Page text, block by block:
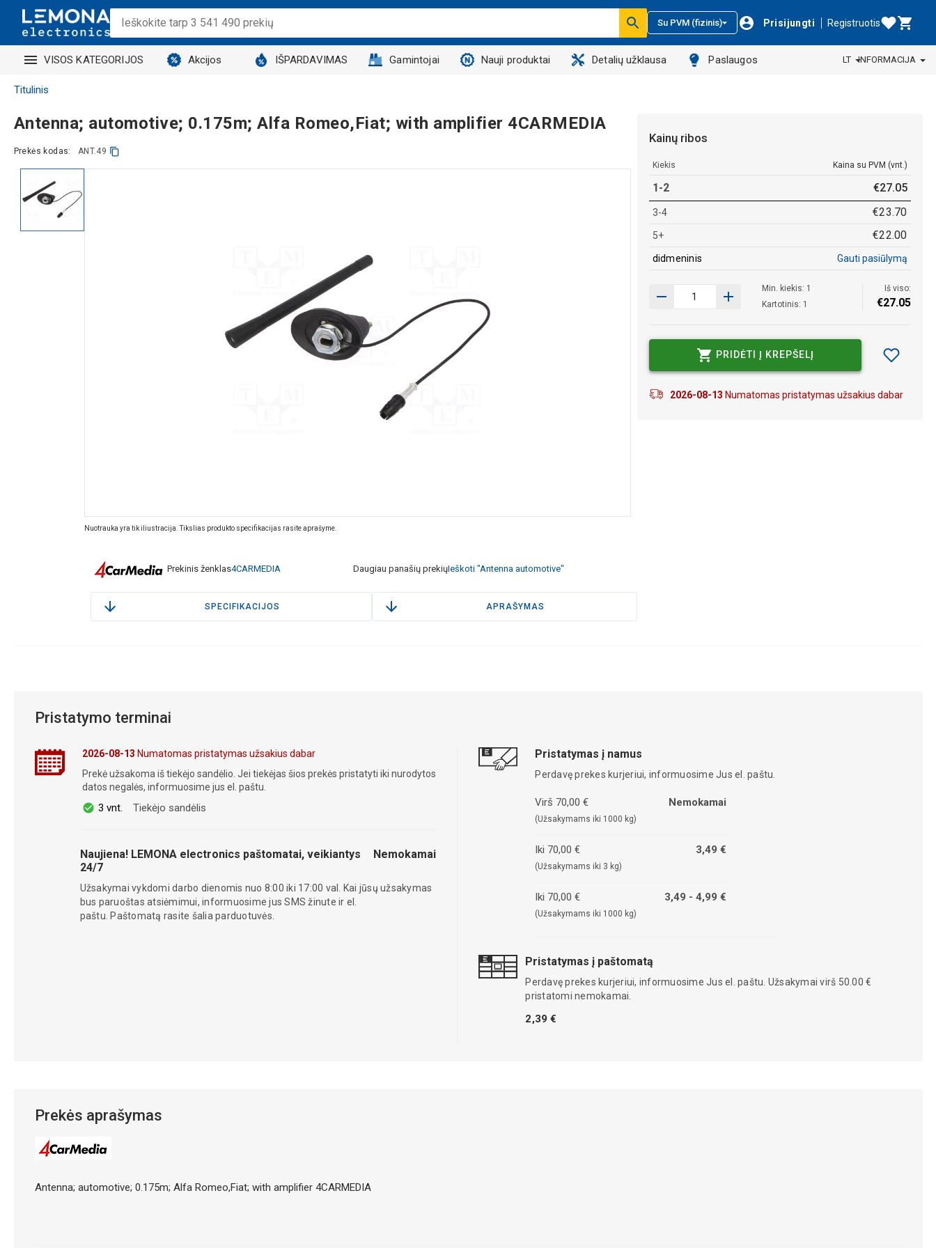
Su PVM (fizinis) Prisijungti Registruotis
VISOS KATEGORIJOS Akcijos IŠPARDAVIMAS Gamintojai Nauji produktai Detalių užklausa Paslaugos LT INFORMACIJA
Titulinis
Antenna; automotive; 0.175m; Alfa Romeo,Fiat; with amplifier 4CARMEDIA
Prekės kodas: ANT.49
Nuotrauka yra tik iliustracija. Tikslias produkto specifikacijas rasite aprašyme.
Prekinis ženklas4CARMEDIA Daugiau panašių prekiųIeškoti "Antenna automotive"
SPECIFIKACIJOS APRAŠYMAS
Kainų ribos
Kiekis Kaina su PVM (vnt.)
1-2 €27.05
3-4 €23.70
5+ €22.00
didmeninis Gauti pasiūlymą
Min. kiekis: 1
Kartotinis: 1
Iš viso:
€27.05
PRIDĖTI Į KREPŠELĮ
2026-08-13 Numatomas pristatymas užsakius dabar
Pristatymo terminai
2026-08-13 Numatomas pristatymas užsakius dabar
Prekė užsakoma iš tiekėjo sandėlio. Jei tiekėjas šios prekės pristatyti iki nurodytos
datos negalės, informuosime jus el. paštu.
3 vnt. Tiekėjo sandėlis
Naujiena! LEMONA electronics paštomatai, veikiantys
24/7
Nemokamai
Užsakymai vykdomi darbo dienomis nuo 8:00 iki 17:00 val. Kai jūsų užsakymas
bus paruoštas atsiėmimui, informuosime jus SMS žinute ir el.
paštu. Paštomatą rasite šalia parduotuvės.
Pristatymas į namus
Perdavę prekes kurjeriui, informuosime Jus el. paštu.
Virš 70,00 €
(Užsakymams iki 1000 kg)
Nemokamai
Iki 70,00 €
(Užsakymams iki 3 kg)
3,49 €
Iki 70,00 €
(Užsakymams iki 1000 kg)
3,49 - 4,99 €
Pristatymas į paštomatą
Perdavę prekes kurjeriui, informuosime Jus el. paštu. Užsakymai virš 50.00 €
pristatomi nemokamai.
2,39 €
Prekės aprašymas
Antenna; automotive; 0.175m; Alfa Romeo,Fiat; with amplifier 4CARMEDIA